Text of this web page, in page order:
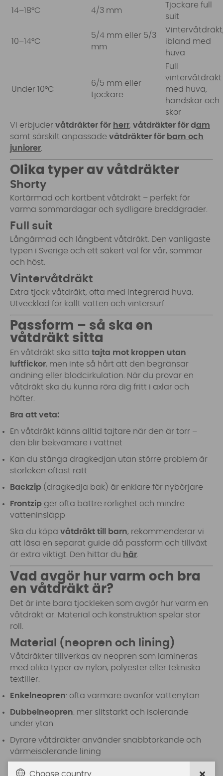
14–18°C 4/3 mm
Tjockare full
suit
10–14°C
5/4 mm eller 5/3
mm
ibland med
huva
Under 10°C
6/5 mm eller
tjockare
Full
vintervåtdräkt
med huva,
handskar och
skor
Vi erbjuder våtdräkter för herr, våtdräkter för dam
samt särskilt anpassade våtdräkter för barn och
juniorer
Olika typer av våtdräkter
Shorty
Kortärmad och kortbent våtdräkt – perfekt för
varma sommardagar och sydligare breddgrader.
Full suit
Långärmad och långbent våtdräkt. Den vanligaste
typen i Sverige och ett säkert val för vår, sommar
och höst.
Vintervåtdräkt
Extra tjock våtdräkt, ofta med integrerad huva.
Utvecklad för kallt vatten och vintersurf.
Passform – så ska en
våtdräkt sitta
En våtdräkt ska sitta tajta mot kroppen utan
luftfickor, men inte så hårt att den begränsar
andning eller blodcirkulation. När du provar en
våtdräkt ska du kunna röra dig fritt i axlar och
höfter.
Bra att veta:
En våtdräkt känns alltid tajtare när den är torr –
den blir bekvämare i vattnet
Kan du stänga dragkedjan utan större problem är
storleken oftast rätt
Backzip (dragkedja bak) är enklare för nybörjare
Frontzip ger ofta bättre rörlighet och mindre
vatteninsläpp
Ska du köpa våtdräkt till barn, rekommenderar vi
att läsa en separat guide då passform och tillväxt
är extra viktigt. Den hittar du här
Vad avgör hur varm och bra
en våtdräkt är?
Det är inte bara tjockleken som avgör hur varm en
våtdräkt är. Material och konstruktion spelar stor
roll.
Material (neopren och lining)
Våtdräkter tillverkas av neopren som lamineras
med olika typer av nylon, polyester eller tekniska
textilier.
Enkelneopren: ofta varmare ovanför vattenytan
Dubbelneopren: mer slitstarkt och isolerande
under ytan
Dyrare våtdräkter använder snabb­torkande och
värmeisolerande lining
Sömmar och konstruktion
Choose country